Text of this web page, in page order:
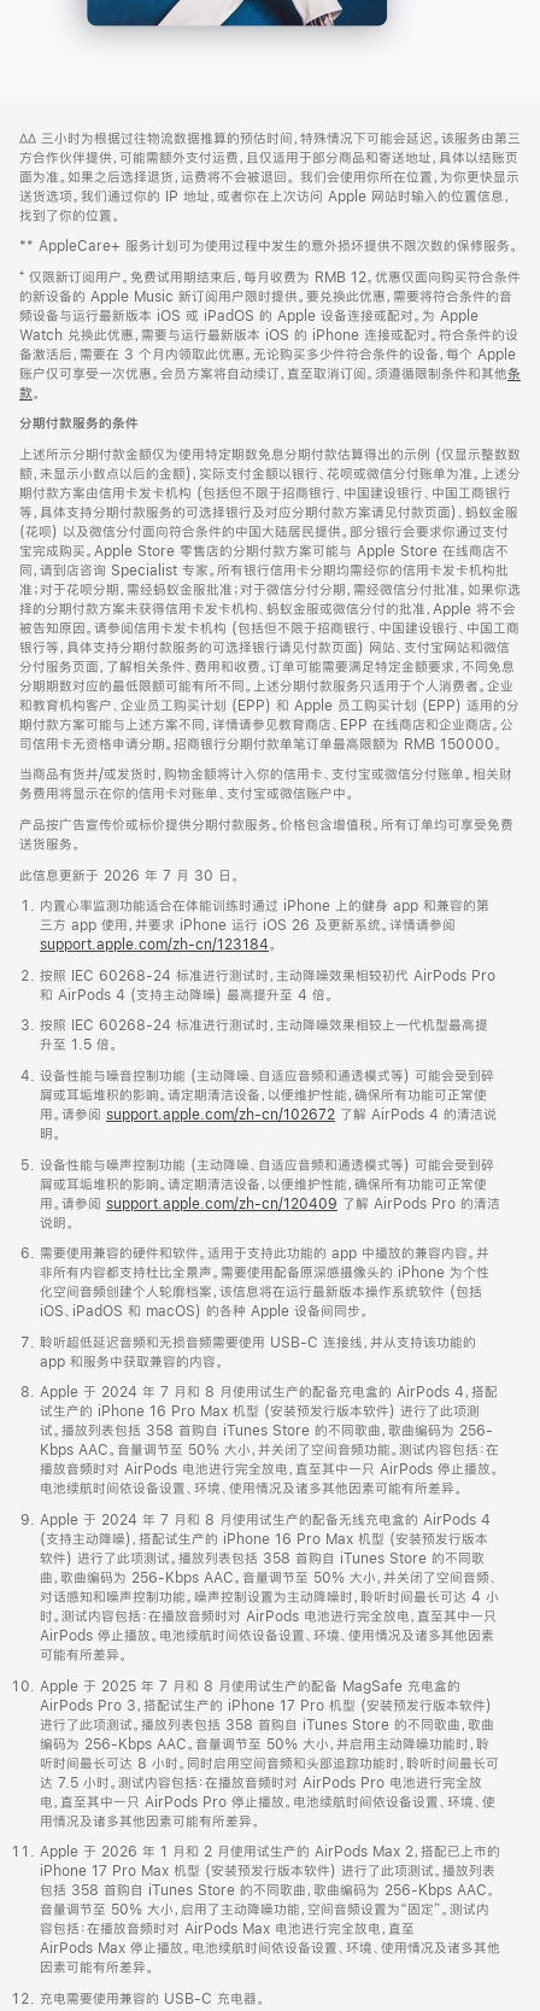
页
页
脚
注
∆∆ 三小时为根据过往物流数据推算的预估时间，特殊情况下可能会延迟。该服务由第三
方合作伙伴提供，可能需额外支付运费，且仅适用于部分商品和寄送地址，具体以结账页
面为准。如果之后选择退货，运费将不会被退回。 我们会使用你所在位置，为你更快显示
送货选项。我们通过你的 IP 地址，或者你在上次访问 Apple 网站时输入的位置信息，
找到了你的位置。
** AppleCare+ 服务计划可为使用过程中发生的意外损坏提供不限次数的保修服务。
⁺ 仅限新订阅用户。免费试用期结束后，每月收费为 RMB 12。优惠仅面向购买符合条件
的新设备的 Apple Music 新订阅用户限时提供。要兑换此优惠，需要将符合条件的音
频设备与运行最新版本 iOS 或 iPadOS 的 Apple 设备连接或配对。为 Apple
Watch 兑换此优惠，需要与运行最新版本 iOS 的 iPhone 连接或配对。符合条件的设
备激活后，需要在 3 个月内领取此优惠。无论购买多少件符合条件的设备，每个 Apple
账户仅可享受一次优惠。会员方案将自动续订，直至取消订阅。须遵循限制条件和其他条
款。
窗
口
中
打
开)
分期付款服务的条件
上述所示分期付款金额仅为使用特定期数免息分期付款估算得出的示例 (仅显示整数数
额，未显示小数点以后的金额)，实际支付金额以银行、花呗或微信分付账单为准。上述分
期付款方案由信用卡发卡机构 (包括但不限于招商银行、中国建设银行、中国工商银行
等，具体支持分期付款服务的可选择银行及对应分期付款方案请见付款页面)、蚂蚁金服
(花呗) 以及微信分付面向符合条件的中国大陆居民提供。部分银行会要求你通过支付
宝完成购买。Apple Store 零售店的分期付款方案可能与 Apple Store 在线商店不
同，请到店咨询 Specialist 专家。所有银行信用卡分期均需经你的信用卡发卡机构批
准；对于花呗分期，需经蚂蚁金服批准；对于微信分付分期，需经微信分付批准。如果你选
择的分期付款方案未获得信用卡发卡机构、蚂蚁金服或微信分付的批准，Apple 将不会
被告知原因。请参阅信用卡发卡机构 (包括但不限于招商银行、中国建设银行、中国工商
银行等，具体支持分期付款服务的可选择银行请见付款页面) 网站、支付宝网站和微信
分付服务页面，了解相关条件、费用和收费。订单可能需要满足特定金额要求，不同免息
分期期数对应的最低限额可能有所不同。上述分期付款服务只适用于个人消费者。企业
和教育机构客户、企业员工购买计划 (EPP) 和 Apple 员工购买计划 (EPP) 适用的分
期付款方案可能与上述方案不同，详情请参见教育商店、EPP 在线商店和企业商店。公
司信用卡无资格申请分期。招商银行分期付款单笔订单最高限额为 RMB 150000。
当商品有货并/或发货时，购物金额将计入你的信用卡、支付宝或微信分付账单。相关财
务费用将显示在你的信用卡对账单、支付宝或微信账户中。
产品按广告宣传价或标价提供分期付款服务。价格包含增值税。所有订单均可享受免费
送货服务。
此信息更新于 2026 年 7 月 30 日。
内置心率监测功能适合在体能训练时通过 iPhone 上的健身 app 和兼容的第
三方 app 使用，并要求 iPhone 运行 iOS 26 及更新系统。详情请参阅
support.apple.com/zh-cn/123184。
按照 IEC 60268-24 标准进行测试时，主动降噪效果相较初代 AirPods Pro
和 AirPods 4 (支持主动降噪) 最高提升至 4 倍。
按照 IEC 60268-24 标准进行测试时，主动降噪效果相较上一代机型最高提
升至 1.5 倍。
设备性能与噪音控制功能 (主动降噪、自适应音频和通透模式等) 可能会受到碎
屑或耳垢堆积的影响。请定期清洁设备，以便维护性能，确保所有功能可正常使
用。请参阅 support.apple.com/zh-cn/102672 了解 AirPods 4 的清洁说
明。
设备性能与噪声控制功能 (主动降噪、自适应音频和通透模式等) 可能会受到碎
屑或耳垢堆积的影响。请定期清洁设备，以便维护性能，确保所有功能可正常使
用。请参阅 support.apple.com/zh-cn/120409 了解 AirPods Pro 的清洁
说明。
需要使用兼容的硬件和软件。适用于支持此功能的 app 中播放的兼容内容。并
非所有内容都支持杜比全景声。需要使用配备原深感摄像头的 iPhone 为个性
化空间音频创建个人轮廓档案，该信息将在运行最新版本操作系统软件 (包括
iOS、iPadOS 和 macOS) 的各种 Apple 设备间同步。
聆听超低延迟音频和无损音频需要使用 USB-C 连接线，并从支持该功能的
app 和服务中获取兼容的内容。
Apple 于 2024 年 7 月和 8 月使用试生产的配备充电盒的 AirPods 4，搭配
试生产的 iPhone 16 Pro Max 机型 (安装预发行版本软件) 进行了此项测
试。播放列表包括 358 首购自 iTunes Store 的不同歌曲，歌曲编码为 256-
Kbps AAC。音量调节至 50% 大小，并关闭了空间音频功能。测试内容包括：在
播放音频时对 AirPods 电池进行完全放电，直至其中一只 AirPods 停止播放。
电池续航时间依设备设置、环境、使用情况及诸多其他因素可能有所差异。
Apple 于 2024 年 7 月和 8 月使用试生产的配备无线充电盒的 AirPods 4
(支持主动降噪)，搭配试生产的 iPhone 16 Pro Max 机型 (安装预发行版本
软件) 进行了此项测试。播放列表包括 358 首购自 iTunes Store 的不同歌
曲，歌曲编码为 256-Kbps AAC。音量调节至 50% 大小，并关闭了空间音频、
对话感知和噪声控制功能。噪声控制设置为主动降噪时，聆听时间最长可达 4 小
时。测试内容包括：在播放音频时对 AirPods 电池进行完全放电，直至其中一只
AirPods 停止播放。电池续航时间依设备设置、环境、使用情况及诸多其他因素
可能有所差异。
Apple 于 2025 年 7 月和 8 月使用试生产的配备 MagSafe 充电盒的
AirPods Pro 3，搭配试生产的 iPhone 17 Pro 机型 (安装预发行版本软件)
进行了此项测试。播放列表包括 358 首购自 iTunes Store 的不同歌曲，歌曲
编码为 256-Kbps AAC。音量调节至 50% 大小，并启用主动降噪功能时，聆
听时间最长可达 8 小时。同时启用空间音频和头部追踪功能时，聆听时间最长可
达 7.5 小时。测试内容包括：在播放音频时对 AirPods Pro 电池进行完全放
电，直至其中一只 AirPods Pro 停止播放。电池续航时间依设备设置、环境、使
用情况及诸多其他因素可能有所差异。
Apple 于 2026 年 1 月和 2 月使用试生产的 AirPods Max 2，搭配已上市的
iPhone 17 Pro Max 机型 (安装预发行版本软件) 进行了此项测试。播放列表
包括 358 首购自 iTunes Store 的不同歌曲，歌曲编码为 256-Kbps AAC。
音量调节至 50% 大小，启用了主动降噪功能，空间音频设置为“固定”。测试内
容包括：在播放音频时对 AirPods Max 电池进行完全放电，直至
AirPods Max 停止播放。电池续航时间依设备设置、环境、使用情况及诸多其他
因素可能有所差异。
充电需要使用兼容的 USB-C 充电器。